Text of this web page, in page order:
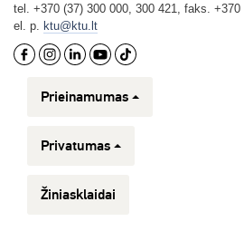
tel. +370 (37) 300 000, 300 421, faks. +370
el. p. ktu@ktu.lt
Prieinamumas
Privatumas
Žiniasklaidai